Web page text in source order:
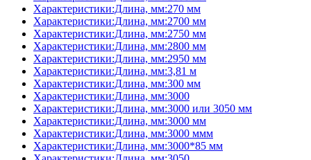
Характеристики:Длина, мм:270 мм
Характеристики:Длина, мм:2700 мм
Характеристики:Длина, мм:2750 мм
Характеристики:Длина, мм:2800 мм
Характеристики:Длина, мм:2950 мм
Характеристики:Длина, мм:3,81 м
Характеристики:Длина, мм:300 мм
Характеристики:Длина, мм:3000
Характеристики:Длина, мм:3000 или 3050 мм
Характеристики:Длина, мм:3000 мм
Характеристики:Длина, мм:3000 ммм
Характеристики:Длина, мм:3000*85 мм